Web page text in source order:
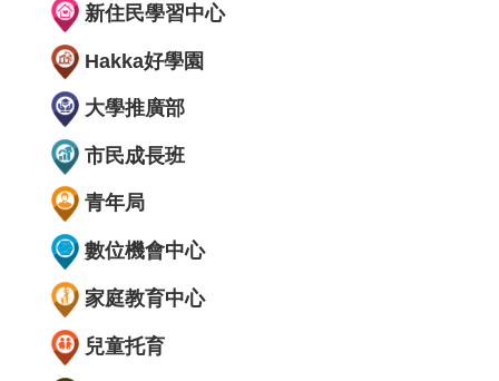
新住民學習中心
Hakka好學園
大學推廣部
市民成長班
青年局
數位機會中心
家庭教育中心
兒童托育